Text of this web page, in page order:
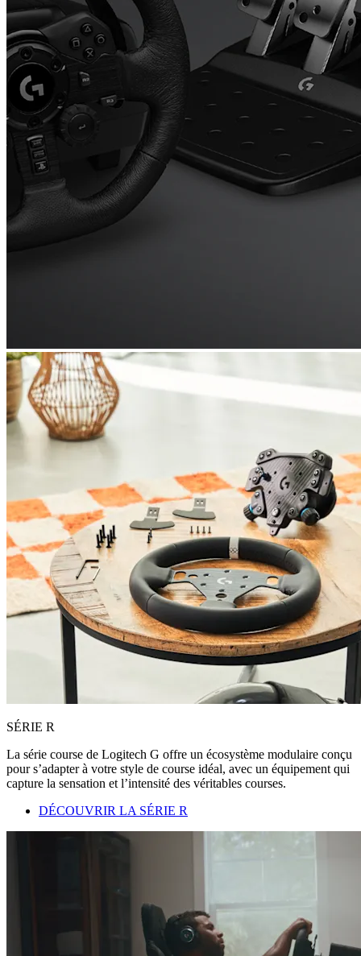
SÉRIE R
La série course de Logitech G offre un écosystème modulaire conçu
pour s’adapter à votre style de course idéal, avec un équipement qui
capture la sensation et l’intensité des véritables courses.
DÉCOUVRIR LA SÉRIE R